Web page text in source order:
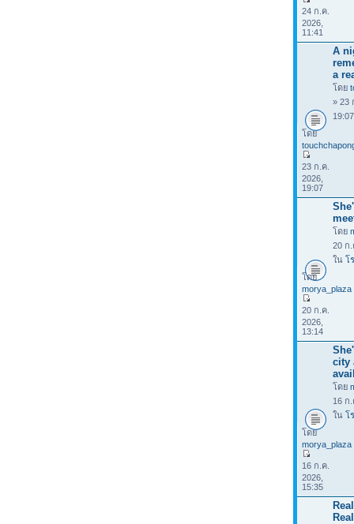
24 ก.ค.
2026,
11:41
A
a
โดย
» 23
โดย
23 ก.ค.
2026,
19:07
โดย
20 ก.
ใน โ
โดย
morya_plaza
20 ก.ค.
2026,
13:14
city
โดย
16 ก
ใน โ
โดย
morya_plaza
16 ก.ค.
2026,
15:35